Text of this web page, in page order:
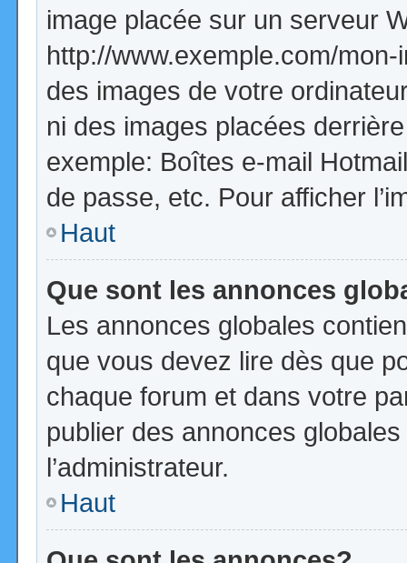
image placée sur un serveur
http://www.exemple.com/
des images de votre
ni des images placées
exemple: Boîtes e-mail
de passe, etc. Pour afficher
Haut
Que sont les annonces
Les annonces globales
que vous devez lire dès que
chaque forum et dans votre
publier des annonces
l’administrateur.
Haut